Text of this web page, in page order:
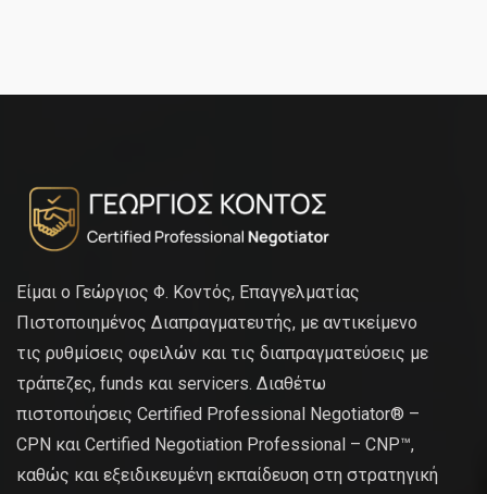
Είμαι ο Γεώργιος Φ. Κοντός, Επαγγελματίας
Πιστοποιημένος Διαπραγματευτής, με αντικείμενο
τις ρυθμίσεις οφειλών και τις διαπραγματεύσεις με
τράπεζες, funds και servicers. Διαθέτω
πιστοποιήσεις Certified Professional Negotiator® –
CPN και Certified Negotiation Professional – CNP™,
καθώς και εξειδικευμένη εκπαίδευση στη στρατηγική